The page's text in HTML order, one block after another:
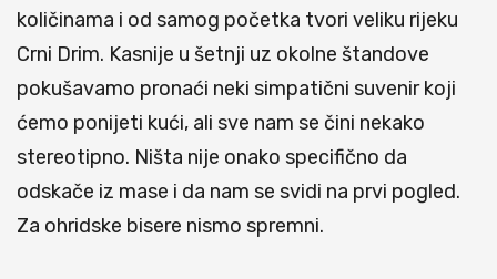
količinama i od samog početka tvori veliku rijeku
Crni Drim. Kasnije u šetnji uz okolne štandove
pokušavamo pronaći neki simpatični suvenir koji
ćemo ponijeti kući, ali sve nam se čini nekako
stereotipno. Ništa nije onako specifično da
odskače iz mase i da nam se svidi na prvi pogled.
Za ohridske bisere nismo spremni.